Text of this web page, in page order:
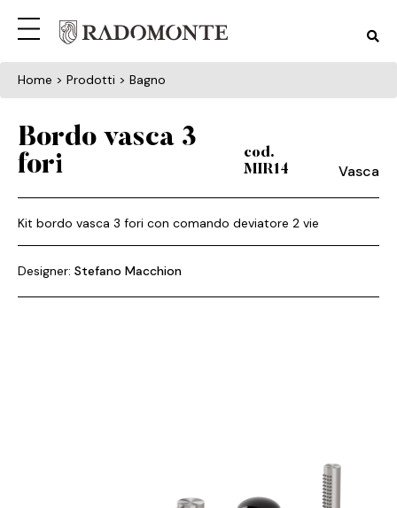
Home > Prodotti > Bagno
Bordo vasca 3
fori
cod.
MIR14
Vasca
Kit bordo vasca 3 fori con comando deviatore 2 vie
Designer: Stefano Macchion